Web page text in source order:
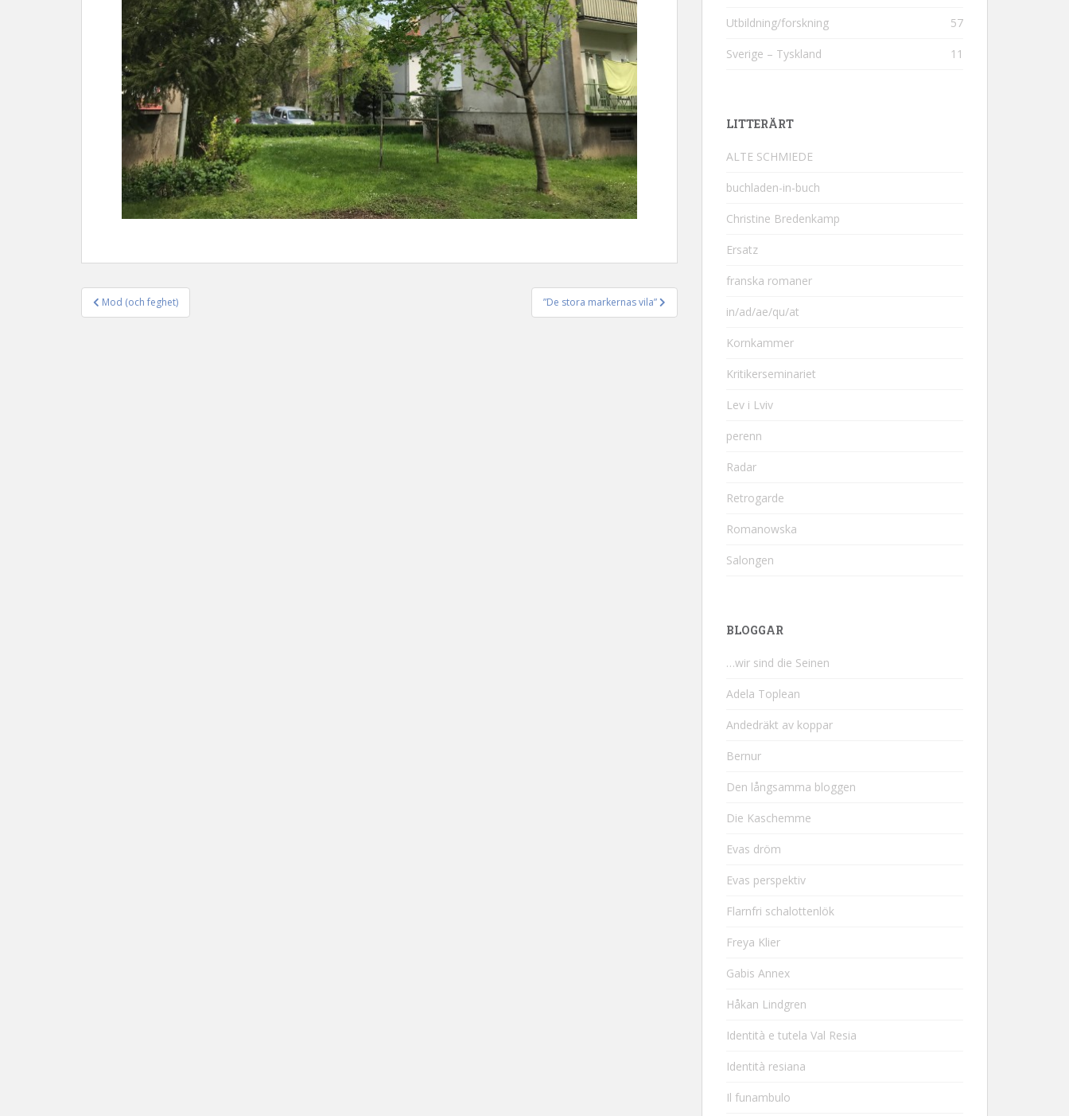
Inläggsnavigering
Mod (och feghet) ”De stora markernas vila”
Utbildning/forskning 57
Sverige – Tyskland 11
LITTERÄRT
ALTE SCHMIEDE
buchladen-in-buch
Christine Bredenkamp
Ersatz
franska romaner
in/ad/ae/qu/at
Kornkammer
Kritikerseminariet
Lev i Lviv
perenn
Radar
Retrogarde
Romanowska
Salongen
BLOGGAR
…wir sind die Seinen
Adela Toplean
Andedräkt av koppar
Bernur
Den långsamma bloggen
Die Kaschemme
Evas dröm
Evas perspektiv
Flarnfri schalottenlök
Freya Klier
Gabis Annex
Håkan Lindgren
Identità e tutela Val Resia
Identità resiana
Il funambulo